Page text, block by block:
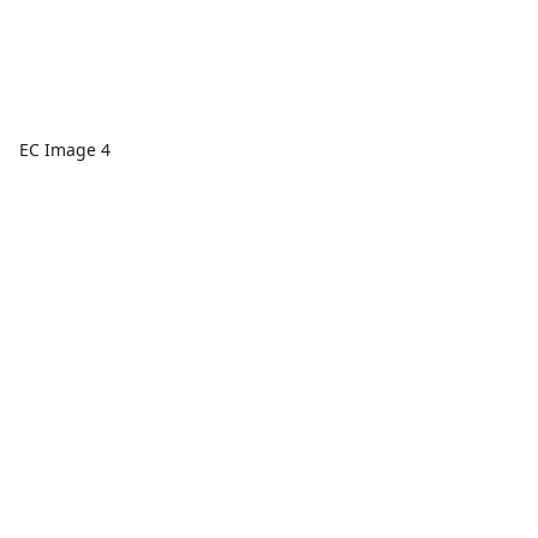
EC Image 4